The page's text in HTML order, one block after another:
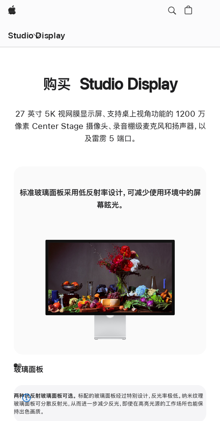
Apple
Studio Display
购买 Studio Display
27 英寸 5K 视网膜显示屏、支持桌上视角功能的 1200 万
像素 Center Stage 摄像头、录音棚级麦克风和扬声器，以
及雷雳 5 端口。
标准玻璃面板采用低反射率设计，可减少使用环境中的屏
幕眩光。
玻璃面板
两种抗反射玻璃面板可选。 标配的玻璃面板经过特别设计，反光率极低。纳米纹理
玻璃面板可分散反射光，从而进一步减少反光，即使在高亮光源的工作场所也能保
持出色画质。
展
开